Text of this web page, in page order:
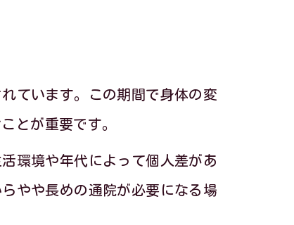
ています。この期間で身体の変
とが重要です。
環境や年代によって個人差があ
やや長めの通院が必要になる場